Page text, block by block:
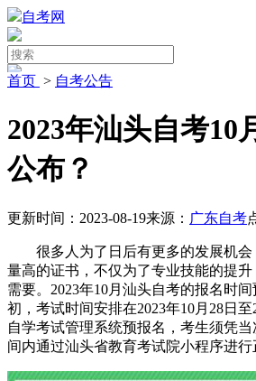
自考网
首页 > 自考公告
2023年汕头自考10
公布？
更新时间：2023-08-19来源： 广东自考
很多人为了日后有更多的发展机会
量高的证书，不仅为了专业技能的提
需要。2023年10月汕头自考的报名时间
初，考试时间安排在2023年10月28日
自学考试管理系统预报名，考生须凭
间内通过汕头省教育考试院小程序进行